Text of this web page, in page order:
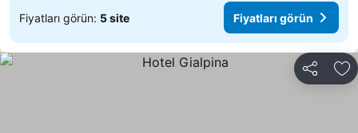
Fiyatları görün: 5 site Fiyatları görün
Paylaş